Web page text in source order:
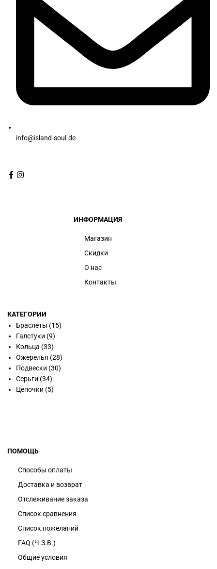
info@island-soul.de
ИНФОРМАЦИЯ
Магазин
Скидки
О нас
Контакты
КАТЕГОРИИ
Браслеты (15)
Галстуки (9)
Кольца (33)
Ожерелья (28)
Подвески (30)
Серьги (34)
Цепочки (5)
ПОМОЩЬ
Способы оплаты
Доставка и возврат
Отслеживание заказа
Список сравнения
Список пожеланий
FAQ (Ч.З.В.)
Общие условия